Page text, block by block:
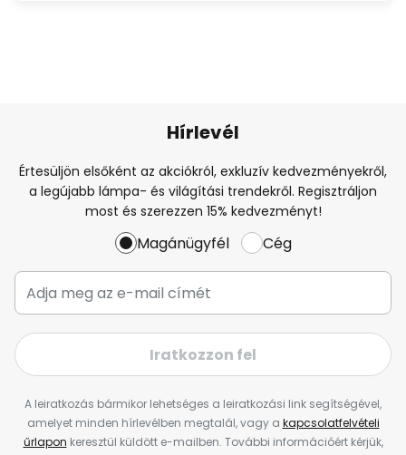
Hírlevél
Értesüljön elsőként az akciókról, exkluzív kedvezményekről,
a legújabb lámpa- és világítási trendekről. Regisztráljon
most és szerezzen 15% kedvezményt!
Magánügyfél Cég
Iratkozzon fel
A leiratkozás bármikor lehetséges a leiratkozási link segítségével,
amelyet minden hírlevélben megtalál, vagy a kapcsolatfelvételi
űrlapon keresztül küldött e-mailben. További információért kérjük,